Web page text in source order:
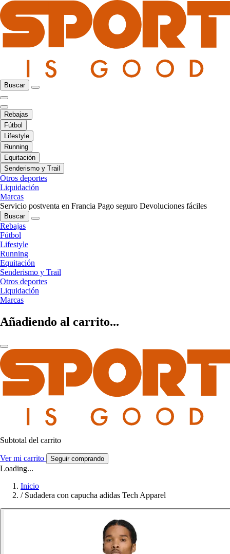
Buscar
Rebajas
Fútbol
Lifestyle
Running
Equitación
Senderismo y Trail
Otros deportes
Liquidación
Marcas
Servicio postventa en Francia Pago seguro Devoluciones fáciles
Buscar
Rebajas
Fútbol
Lifestyle
Running
Equitación
Senderismo y Trail
Otros deportes
Liquidación
Marcas
Añadiendo al carrito...
Subtotal del carrito
Ver mi carrito Seguir comprando
Loading...
Inicio
/ Sudadera con capucha adidas Tech Apparel